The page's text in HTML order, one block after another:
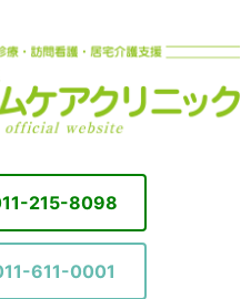
215-8098
611-0001